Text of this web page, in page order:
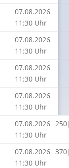
07.08.2026
11:30 Uhr
07.08.2026
11:30 Uhr
07.08.2026
11:30 Uhr
07.08.2026
11:30 Uhr
07.08.2026
11:30 Uhr
07.08.2026
11:30 Uhr